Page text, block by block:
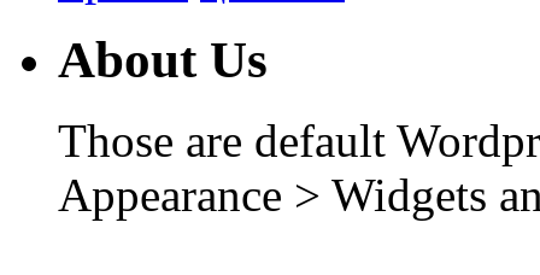
About Us
Those are default
Appearance > Widgets